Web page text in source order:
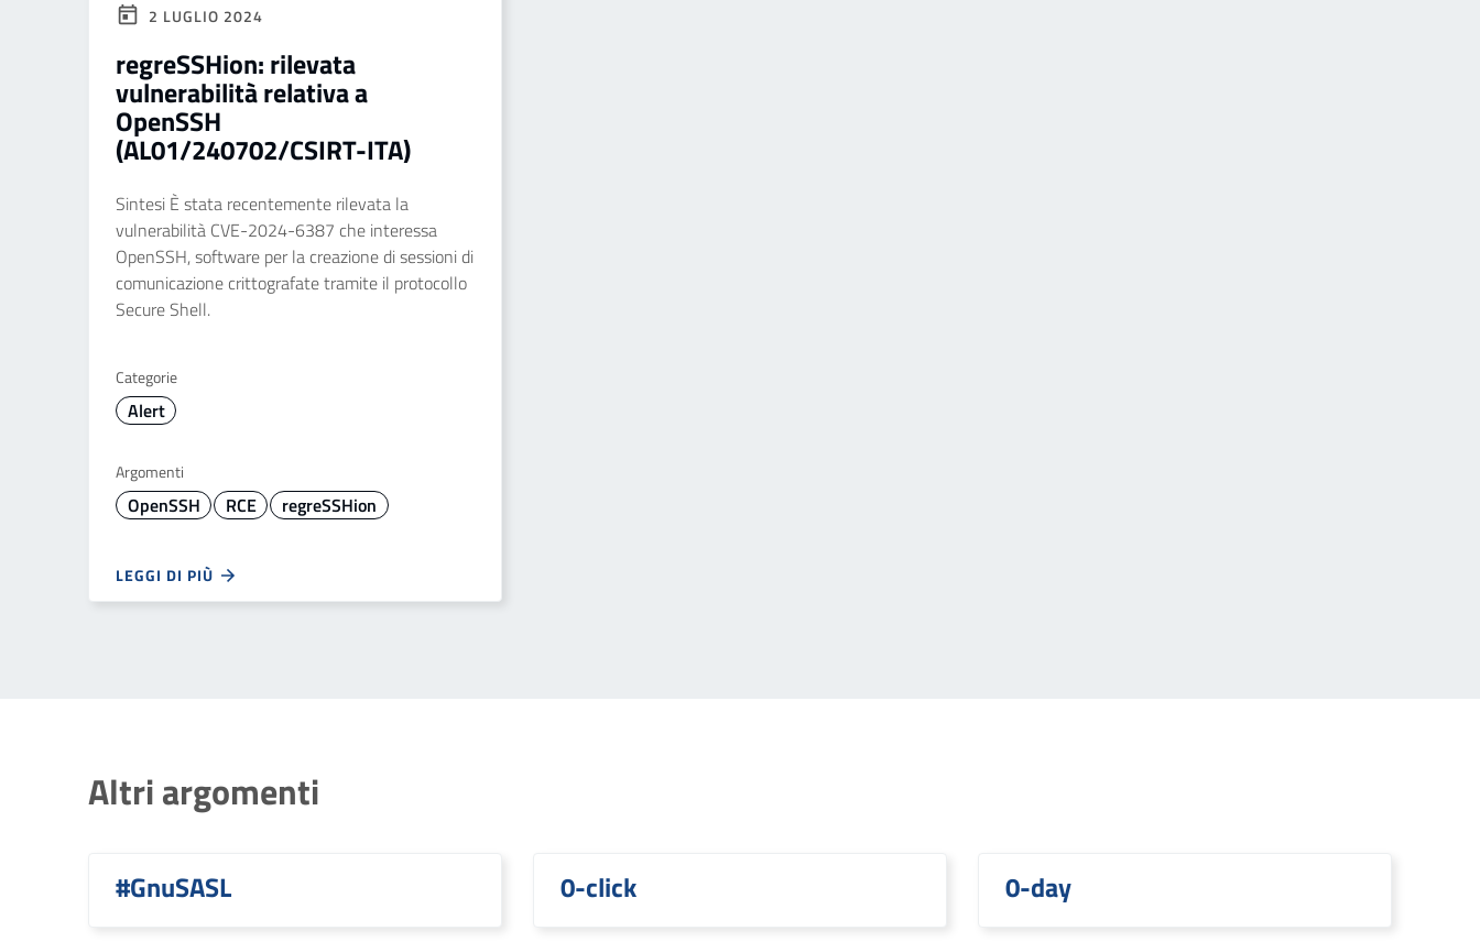
2 LUGLIO 2024
regreSSHion: rilevata
vulnerabilità relativa a
OpenSSH
(AL01/240702/CSIRT-ITA)
Sintesi È stata recentemente rilevata la
vulnerabilità CVE-2024-6387 che interessa
OpenSSH, software per la creazione di sessioni di
comunicazione crittografate tramite il protocollo
Secure Shell.
Categorie
Alert
Argomenti
OpenSSH RCE regreSSHion
LEGGI DI PIÙ
Altri argomenti
#GnuSASL 0-click 0-day